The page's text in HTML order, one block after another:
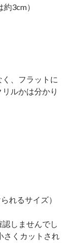
3cm）
、フラットに
ルかは分かり
れるサイズ）
しませんでし
さくカットされ